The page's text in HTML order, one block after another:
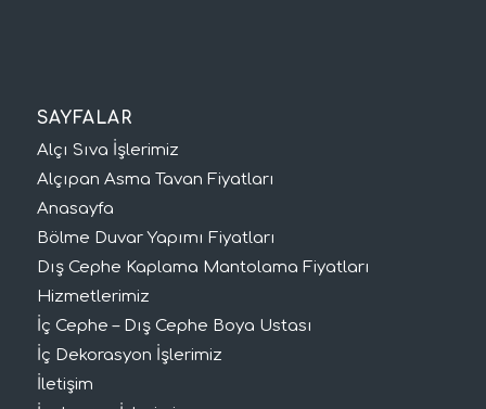
SAYFALAR
Alçı Sıva İşlerimiz
Alçıpan Asma Tavan Fiyatları
Anasayfa
Bölme Duvar Yapımı Fiyatları
Dış Cephe Kaplama Mantolama Fiyatları
Hizmetlerimiz
İç Cephe – Dış Cephe Boya Ustası
İç Dekorasyon İşlerimiz
İletişim